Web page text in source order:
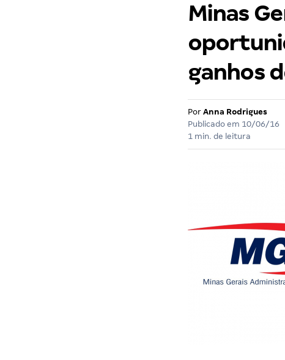
Minas
ganhos
Por Anna Rodrigues
Publicado em 10/06/16
1 min. de leitura